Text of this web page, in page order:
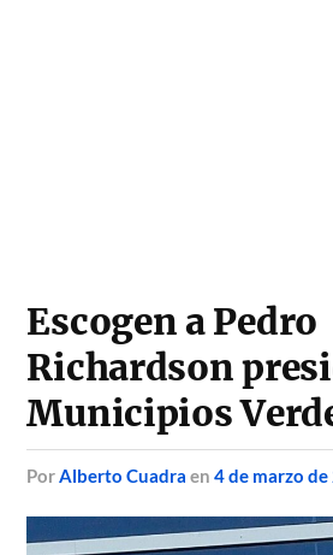
Escogen a Pedro
Richardson
Municipios
porAlberto Cuadra en4 de marzo